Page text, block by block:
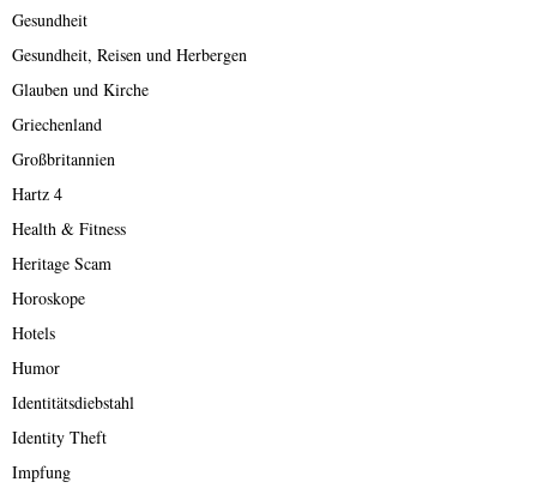
Gesundheit
Gesundheit, Reisen und Herbergen
Glauben und Kirche
Griechenland
Großbritannien
Hartz 4
Health & Fitness
Heritage Scam
Horoskope
Hotels
Humor
Identitätsdiebstahl
Identity Theft
Impfung